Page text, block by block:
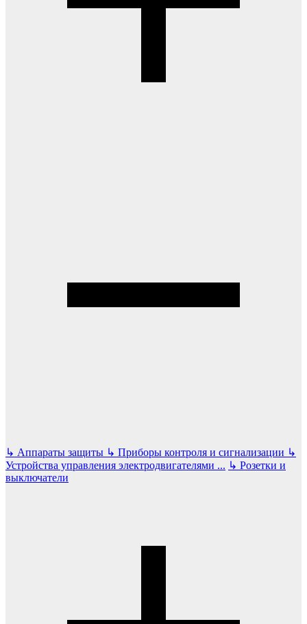
↳ Аппараты защиты ↳ Приборы контроля и сигнализации ↳
Устройства управления электродвигателями ... ↳ Розетки и
выключатели